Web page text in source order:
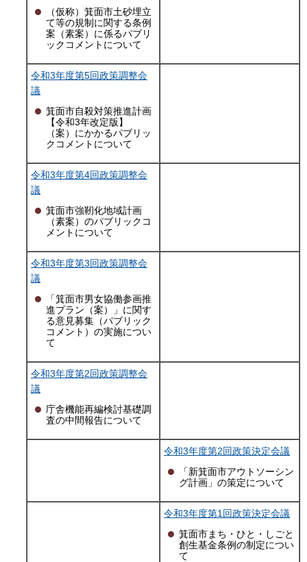
（仮称）箕面市土砂埋立
て等の規制に関する条例
案（素案）に係るパブリ
ックコメントについて
令和3年度第5回政策調整会
議
箕面市自殺対策推進計画
【令和3年改定版】
（案）にかかるパブリッ
クコメントについて
令和3年度第4回政策調整会
議
箕面市強靭化地域計画
（素案）のパブリックコ
メントについて
令和3年度第3回政策調整会
議
「箕面市男女協働参画推
進プラン（案）」に関す
る意見募集（パブリック
コメント）の実施につい
て
令和3年度第2回政策調整会
議
庁舎機能再編検討基礎調
査の中間報告について
令和3年度第2回政策決定会議
「新箕面市アウトソーシン
グ計画」の策定について
令和3年度第1回政策決定会議
箕面市まち・ひと・しごと
創生基金条例の制定につい
て